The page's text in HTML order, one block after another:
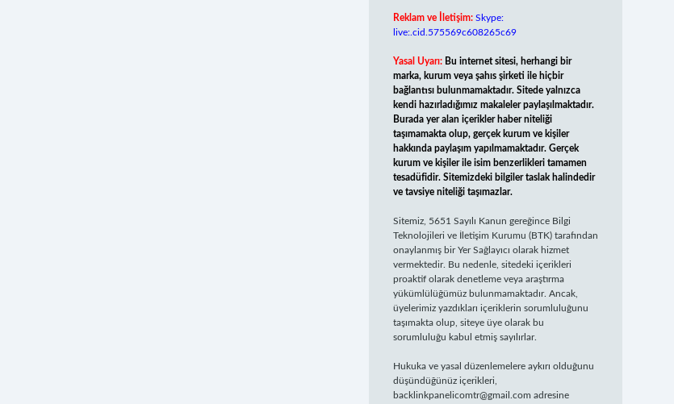
Reklam ve İletişim: Skype:
live:.cid.575569c608265c69
Yasal Uyarı: Bu internet sitesi, herhangi bir
marka, kurum veya şahıs şirketi ile hiçbir
bağlantısı bulunmamaktadır. Sitede yalnızca
kendi hazırladığımız makaleler paylaşılmaktadır.
Burada yer alan içerikler haber niteliği
taşımamakta olup, gerçek kurum ve kişiler
hakkında paylaşım yapılmamaktadır. Gerçek
kurum ve kişiler ile isim benzerlikleri tamamen
tesadüfidir. Sitemizdeki bilgiler taslak halindedir
ve tavsiye niteliği taşımazlar.
Sitemiz, 5651 Sayılı Kanun gereğince Bilgi
Teknolojileri ve İletişim Kurumu (BTK) tarafından
onaylanmış bir Yer Sağlayıcı olarak hizmet
vermektedir. Bu nedenle, sitedeki içerikleri
proaktif olarak denetleme veya araştırma
yükümlülüğümüz bulunmamaktadır. Ancak,
üyelerimiz yazdıkları içeriklerin sorumluluğunu
taşımakta olup, siteye üye olarak bu
sorumluluğu kabul etmiş sayılırlar.
Hukuka ve yasal düzenlemelere aykırı olduğunu
düşündüğünüz içerikleri,
backlinkpanelicomtr@gmail.com adresine